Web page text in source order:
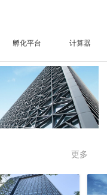
孵化平台 计算器
更多